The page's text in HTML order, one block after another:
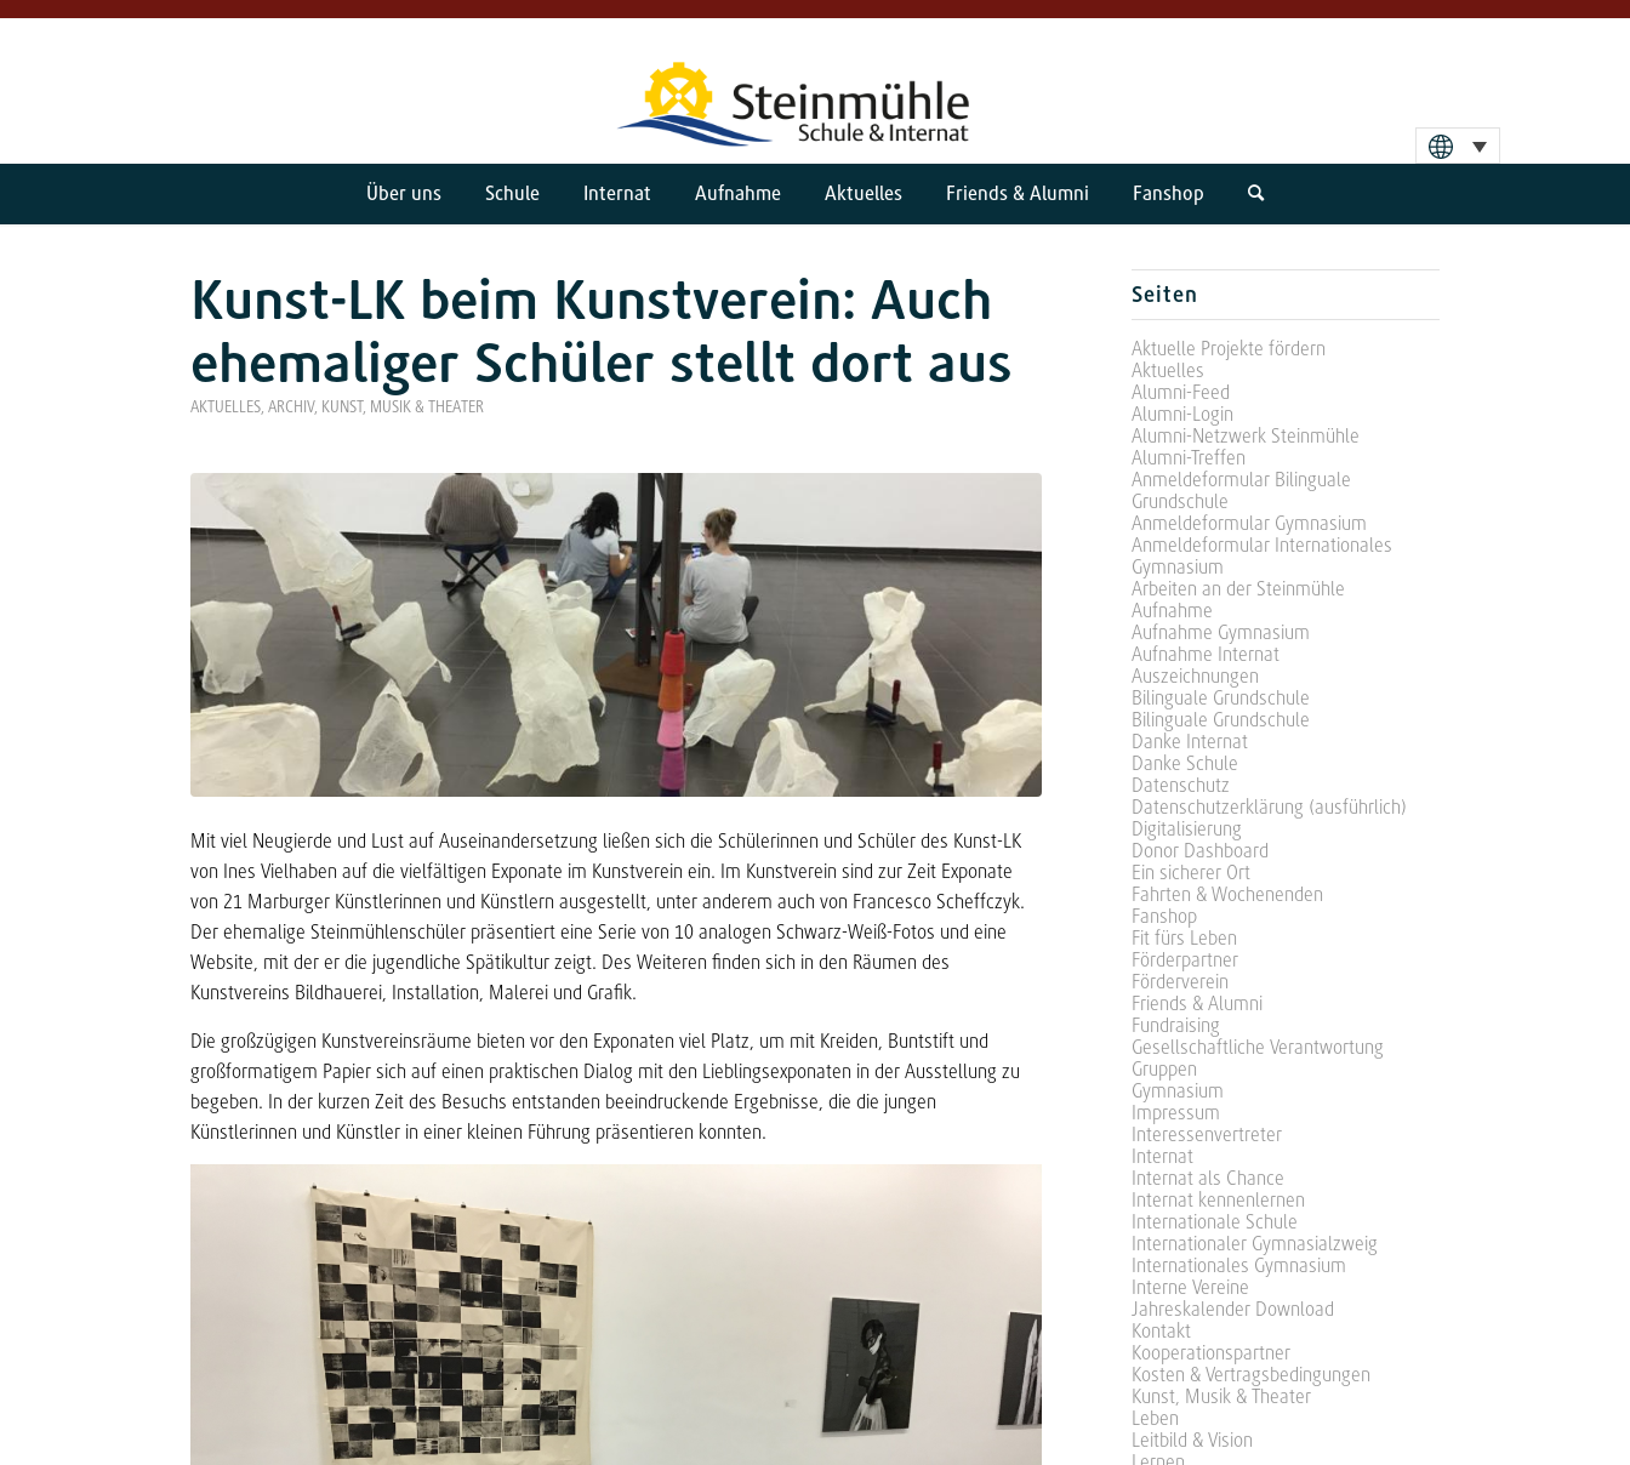
Über uns Schule Internat Aufnahme Aktuelles Friends & Alumni Fanshop
Kunst-LK beim Kunstverein: Auch
ehemaliger Schüler stellt dort aus
AKTUELLES, ARCHIV, KUNST, MUSIK & THEATER
Mit viel Neugierde und Lust auf Auseinandersetzung ließen sich die Schülerinnen und Schüler des Kunst-LK
von Ines Vielhaben auf die vielfältigen Exponate im Kunstverein ein. Im Kunstverein sind zur Zeit Exponate
von 21 Marburger Künstlerinnen und Künstlern ausgestellt, unter anderem auch von Francesco Scheffczyk.
Der ehemalige Steinmühlenschüler präsentiert eine Serie von 10 analogen Schwarz-Weiß-Fotos und eine
Website, mit der er die jugendliche Spätikultur zeigt. Des Weiteren finden sich in den Räumen des
Kunstvereins Bildhauerei, Installation, Malerei und Grafik.
Die großzügigen Kunstvereinsräume bieten vor den Exponaten viel Platz, um mit Kreiden, Buntstift und
großformatigem Papier sich auf einen praktischen Dialog mit den Lieblingsexponaten in der Ausstellung zu
begeben. In der kurzen Zeit des Besuchs entstanden beeindruckende Ergebnisse, die die jungen
Künstlerinnen und Künstler in einer kleinen Führung präsentieren konnten.
Seiten
Aktuelle Projekte fördern
Aktuelles
Alumni-Feed
Alumni-Login
Alumni-Netzwerk Steinmühle
Alumni-Treffen
Anmeldeformular Bilinguale
Grundschule
Anmeldeformular Gymnasium
Anmeldeformular Internationales
Gymnasium
Arbeiten an der Steinmühle
Aufnahme
Aufnahme Gymnasium
Aufnahme Internat
Auszeichnungen
Bilinguale Grundschule
Bilinguale Grundschule
Danke Internat
Danke Schule
Datenschutz
Datenschutzerklärung (ausführlich)
Digitalisierung
Donor Dashboard
Ein sicherer Ort
Fahrten & Wochenenden
Fanshop
Fit fürs Leben
Förderpartner
Förderverein
Friends & Alumni
Fundraising
Gesellschaftliche Verantwortung
Gruppen
Gymnasium
Impressum
Interessenvertreter
Internat
Internat als Chance
Internat kennenlernen
Internationale Schule
Internationaler Gymnasialzweig
Internationales Gymnasium
Interne Vereine
Jahreskalender Download
Kontakt
Kooperationspartner
Kosten & Vertragsbedingungen
Kunst, Musik & Theater
Leben
Leitbild & Vision